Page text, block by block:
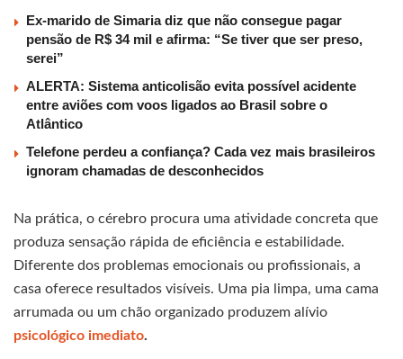
Ex-marido de Simaria diz que não consegue pagar
pensão de R$ 34 mil e afirma: “Se tiver que ser preso,
serei”
ALERTA: Sistema anticolisão evita possível acidente
entre aviões com voos ligados ao Brasil sobre o
Atlântico
Telefone perdeu a confiança? Cada vez mais brasileiros
ignoram chamadas de desconhecidos
Na prática, o cérebro procura uma atividade concreta que
produza sensação rápida de eficiência e estabilidade.
Diferente dos problemas emocionais ou profissionais, a
casa oferece resultados visíveis. Uma pia limpa, uma cama
arrumada ou um chão organizado produzem alívio
psicológico imediato.